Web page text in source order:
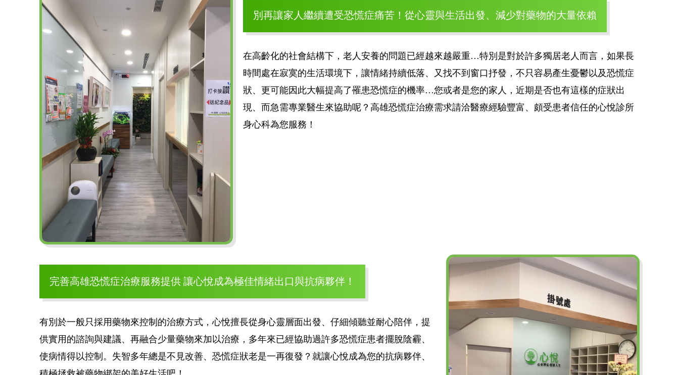
別再讓家人繼續遭受恐慌症痛苦！從心靈與生活出發、減少對藥物的大量依賴
在高齡化的社會結構下，老人安養的問題已經越來越嚴重…特別是對於許多獨居老人而言，如果長
時間處在寂寞的生活環境下，讓情緒持續低落、又找不到窗口抒發，不只容易產生憂鬱以及恐慌症
狀、更可能因此大幅提高了罹患恐慌症的機率…您或者是您的家人，近期是否也有這樣的症狀出
現、而急需專業醫生來協助呢？高雄恐慌症治療需求請洽醫療經驗豐富、頗受患者信任的心悅診所
身心科為您服務！
完善高雄恐慌症治療服務提供 讓心悅成為極佳情緒出口與抗病夥伴！
有別於一般只採用藥物來控制的治療方式，心悅擅長從身心靈層面出發、仔細傾聽並耐心陪伴，提
供實用的諮詢與建議、再融合少量藥物來加以治療，多年來已經協助過許多恐慌症患者擺脫陰霾、
使病情得以控制。失智多年總是不見改善、恐慌症狀老是一再復發？就讓心悅成為您的抗病夥伴、